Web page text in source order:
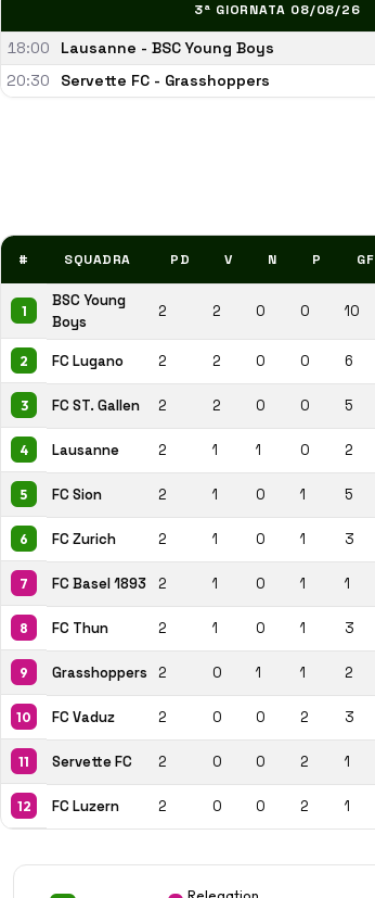
3ª GIORNATA 08/08/26
18:00 Lausanne - BSC Young Boys
20:30 Servette FC - Grasshoppers
# SQUADRA PD V N P GF
1
BSC Young
Boys
2 2 0 0 10
2 FC Lugano 2 2 0 0 6
3 FC ST. Gallen 2 2 0 0 5
4 Lausanne 2 1 1 0 2
5 FC Sion 2 1 0 1 5
6 FC Zurich 2 1 0 1 3
7 FC Basel 1893 2 1 0 1 1
8 FC Thun 2 1 0 1 3
9 Grasshoppers 2 0 1 1 2
10 FC Vaduz 2 0 0 2 3
11 Servette FC 2 0 0 2 1
12 FC Luzern 2 0 0 2 1